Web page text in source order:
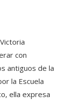
con
antiguos de la
la Escuela
ella expresa